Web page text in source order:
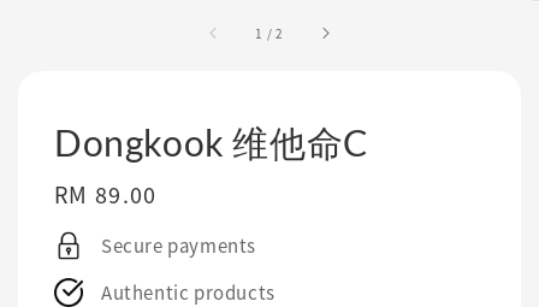
1 /2
Dongkook 维他命C
Regular
price
RM 89.00
Secure payments
Authentic products